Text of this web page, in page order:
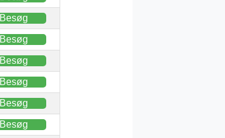
Besøg
Besøg
Besøg
Besøg
Besøg
Besøg